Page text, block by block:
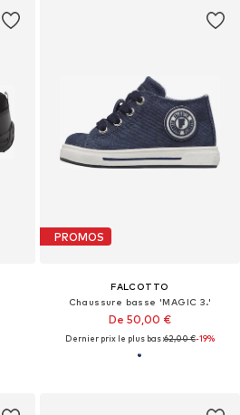
PROMOS
FALCOTTO
Chaussure basse 'MAGIC 3.'
De 50,00 €
Dernier prix le plus bas :62,00 €-19%